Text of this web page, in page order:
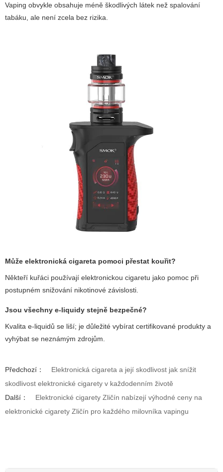
Vaping obvykle obsahuje méně škodlivých látek než spalování
tabáku, ale není zcela bez rizika.
Může elektronická cigareta pomoci přestat kouřit?
Někteří kuřáci používají elektronickou cigaretu jako pomoc při
postupném snižování nikotinové závislosti.
Jsou všechny e-liquidy stejně bezpečné?
Kvalita e-liquidů se liší; je důležité vybírat certifikované produkty a
vyhýbat se neznámým zdrojům.
Předchozí：
Elektronická cigareta a její skodlivost jak snížit
skodlivost elektronické cigarety v každodenním životě
Další：
Elektronické cigarety Zličín nabízejí výhodné ceny na
elektronické cigarety Zličín pro každého milovníka vapingu